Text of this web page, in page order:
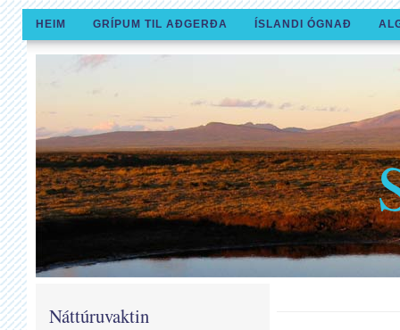
HEIM GRÍPUM TIL AÐGERÐA ÍSLANDI ÓGNAÐ
Náttúruvaktin